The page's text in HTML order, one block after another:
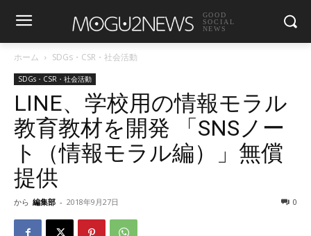
GOOD
SOCIAL
NEWS
ホーム SDGs・CSR・社会活動
SDGs・CSR・社会活動
LINE、学校用の情報モラル
教育教材を開発 「SNSノー
ト（情報モラル編）」無償
提供
から 編集部 - 2018年9月27日 0